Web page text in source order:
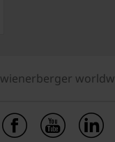
wienerberger